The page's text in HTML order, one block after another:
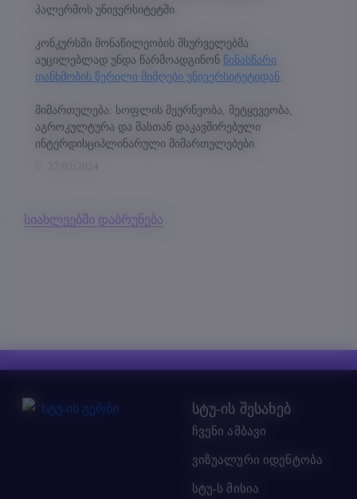
პალერმოს უნივერსიტეტში.
კონკურსში მონაწილეობის მსურველებმა
აუცილებლად უნდა წარმოადგინონ წინასწარი
თანხმობის წერილი მიმღები უნივერსიტეტიდან
მიმართულება: სოფლის მეურნეობა, მეტყევეობა,
აგროკულტურა და მასთან დაკავშირებული
ინტერდისციპლინარული მიმართულებები.
სიახლეებში დაბრუნება
სტუ-ის შესახებ
ჩვენი ამბავი
ვიზუალური იდენტობა
სტუ-ს მისია
ვებსაიტთან.
მხოლოდ აუცილებელი
ყველას დაშვება
Cookie პოლიტიკა